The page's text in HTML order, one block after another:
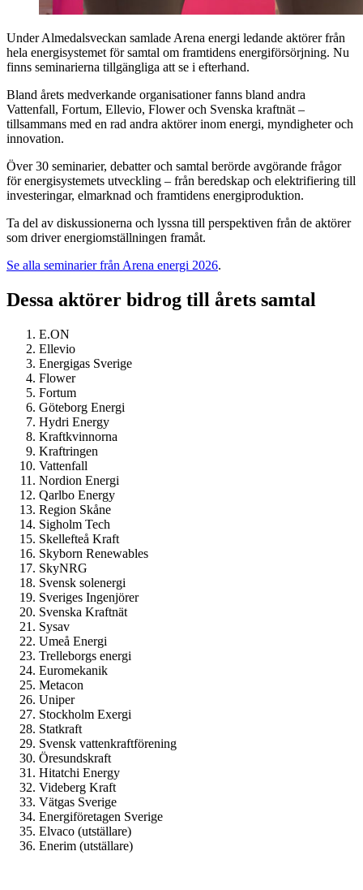
Under Almedalsveckan samlade Arena energi ledande aktörer från
hela energisystemet för samtal om framtidens energiförsörjning. Nu
finns seminarierna tillgängliga att se i efterhand.
Bland årets medverkande organisationer fanns bland andra
Vattenfall, Fortum, Ellevio, Flower och Svenska kraftnät –
tillsammans med en rad andra aktörer inom energi, myndigheter och
innovation.
Över 30 seminarier, debatter och samtal berörde avgörande frågor
för energisystemets utveckling – från beredskap och elektrifiering till
investeringar, elmarknad och framtidens energiproduktion.
Ta del av diskussionerna och lyssna till perspektiven från de aktörer
som driver energiomställningen framåt.
Se alla seminarier från Arena energi 2026.
Dessa aktörer bidrog till årets samtal
E.ON
Ellevio
Energigas Sverige
Flower
Fortum
Göteborg Energi
Hydri Energy
Kraftkvinnorna
Kraftringen
Vattenfall
Nordion Energi
Qarlbo Energy
Region Skåne
Sigholm Tech
Skellefteå Kraft
Skyborn Renewables
SkyNRG
Svensk solenergi
Sveriges Ingenjörer
Svenska Kraftnät
Sysav
Umeå Energi
Trelleborgs energi
Euromekanik
Metacon
Uniper
Stockholm Exergi
Statkraft
Svensk vattenkraftförening
Öresundskraft
Hitatchi Energy
Videberg Kraft
Vätgas Sverige
Energiföretagen Sverige
Elvaco (utställare)
Enerim (utställare)